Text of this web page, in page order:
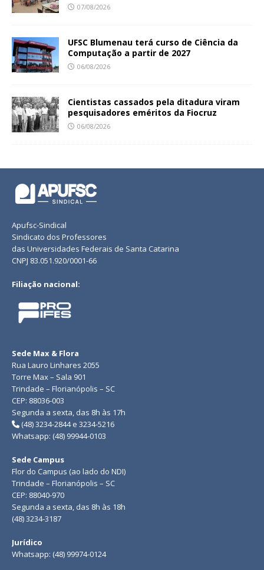
07/08/2026
UFSC Blumenau terá curso de Ciência da
Computação a partir de 2027
06/08/2026
Cientistas cassados pela ditadura viram
pesquisadores eméritos da Fiocruz
06/08/2026
Apufsc-Sindical
Sindicato dos Professores
das Universidades Federais de Santa Catarina
CNPJ 83.051.920/0001-66
Filiação nacional:
Sede Max & Flora
Rua Lauro Linhares 2055
Torre Max – Sala 901
Trindade – Florianópolis – SC
CEP: 88036-003
Segunda a sexta, das 8h às 17h
(48) 3234-2844 e 3234-5216
Whatsapp: (48) 99944-0103
Sede Campus
Flor do Campus (ao lado do NDI)
Trindade – Florianópolis – SC
CEP: 88040-970
Segunda a sexta, das 8h às 18h
(48) 3234-3187
Jurídico
Whatsapp: (48) 99974-0124